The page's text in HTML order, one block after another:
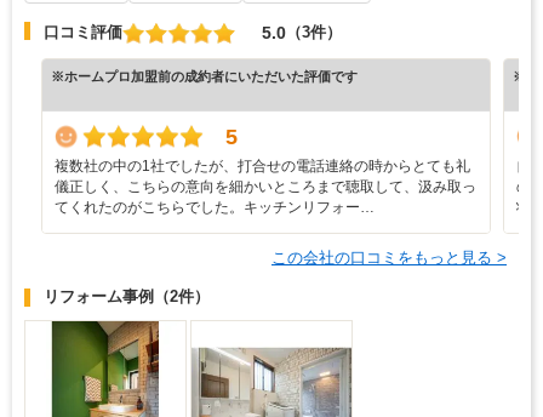
口コミ評価 5.0 （3件）
※ホームプロ加盟前の成約者にいただいた評価です
5
複数社の中の1社でしたが、打合せの電話連絡の時からとても礼
儀正しく、こちらの意向を細かいところまで聴取して、汲み取っ
てくれたのがこちらでした。キッチンリフォー…
※ホ
自
の
状
この会社の口コミをもっと見る >
リフォーム事例 （2件）